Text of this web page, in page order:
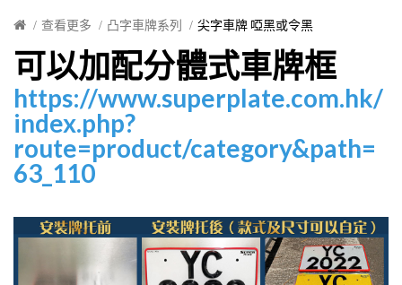
查看更多 凸字車牌系列 尖字車牌 啞黑或令黑
可以加配分體式車牌框
https://www.superplate.com.hk/
index.php?
route=product/category&path=
63_110